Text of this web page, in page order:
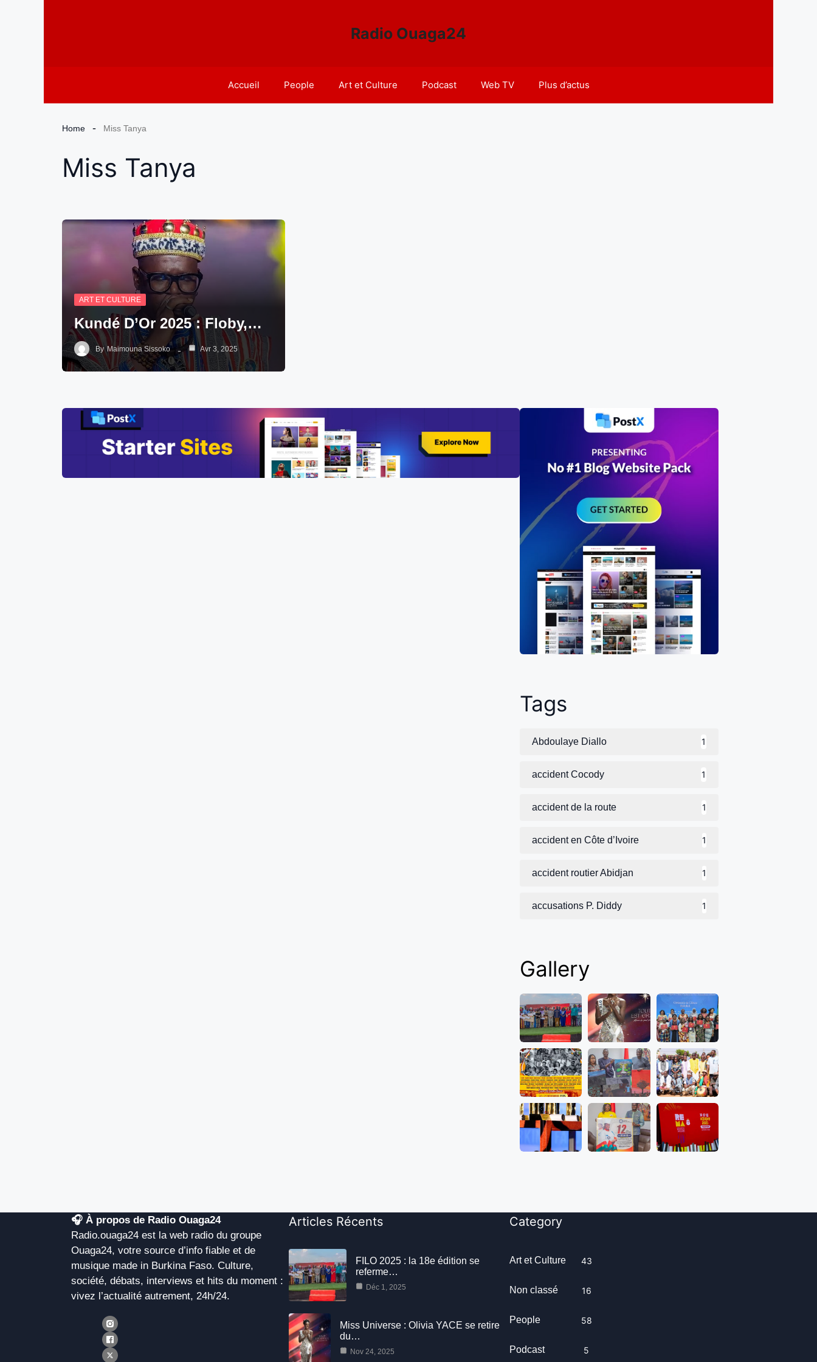
Radio Ouaga24
Accueil People Art et Culture Podcast Web TV Plus d’actus
Home Miss Tanya
Miss Tanya
ART ET CULTURE
Kundé D’Or 2025 : Floby,…
By Maimouna Sissoko Avr 3, 2025
Tags
Abdoulaye Diallo 1
accident Cocody 1
accident de la route 1
accident en Côte d’Ivoire 1
accident routier Abidjan 1
accusations P. Diddy 1
Gallery
🎧 À propos de Radio Ouaga24
Radio.ouaga24 est la web radio du groupe
Ouaga24, votre source d’info fiable et de
musique made in Burkina Faso. Culture,
société, débats, interviews et hits du moment :
vivez l’actualité autrement, 24h/24.
Articles Récents
FILO 2025 : la 18e édition se
referme…
Déc 1, 2025
Miss Universe : Olivia YACE se retire
du…
Nov 24, 2025
Category
Art et Culture 43
Non classé 16
People 58
Podcast 5